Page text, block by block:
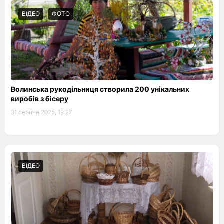
ВІДЕО ФОТО
Волинська рукодільниця створила 200 унікальних
виробів з бісеру
31 серпня 2025, 19:27
ВІДЕО